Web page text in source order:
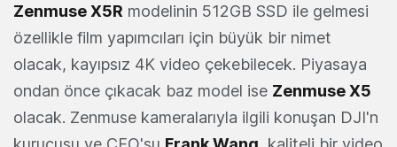
Zenmuse X5R modelinin 512GB SSD ile gelmesi
özellikle film yapımcıları için büyük bir nimet
olacak, kayıpsız 4K video çekebilecek. Piyasaya
ondan önce çıkacak baz model ise Zenmuse X5
olacak. Zenmuse kameralarıyla ilgili konuşan DJI'n